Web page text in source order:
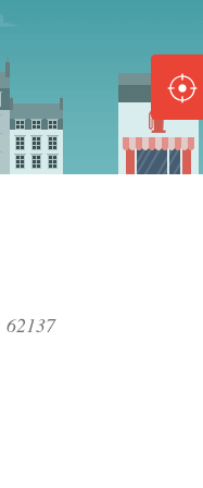
62137
Épuisé
Épuisé